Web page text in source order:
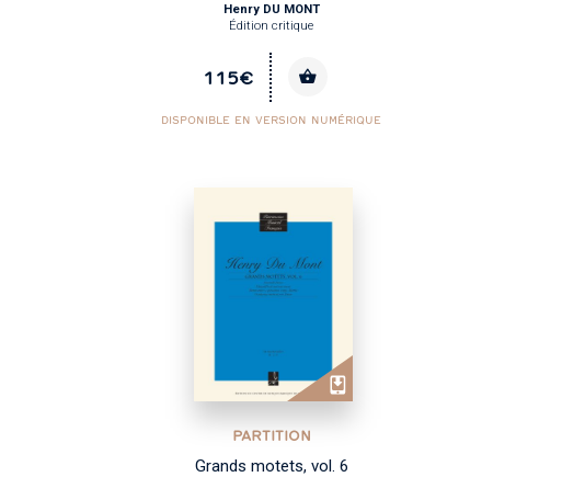
Henry DU MONT
Édition critique
115€
DISPONIBLE EN VERSION NUMÉRIQUE
PARTITION
Grands motets, vol. 6